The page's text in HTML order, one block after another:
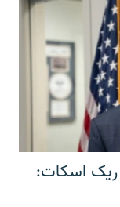
ریک اسکات: